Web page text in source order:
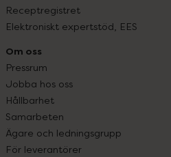
Receptregistret
Elektroniskt expertstöd, EES
Om oss
Pressrum
Jobba hos oss
Hållbarhet
Samarbeten
Ägare och ledningsgrupp
För leverantörer